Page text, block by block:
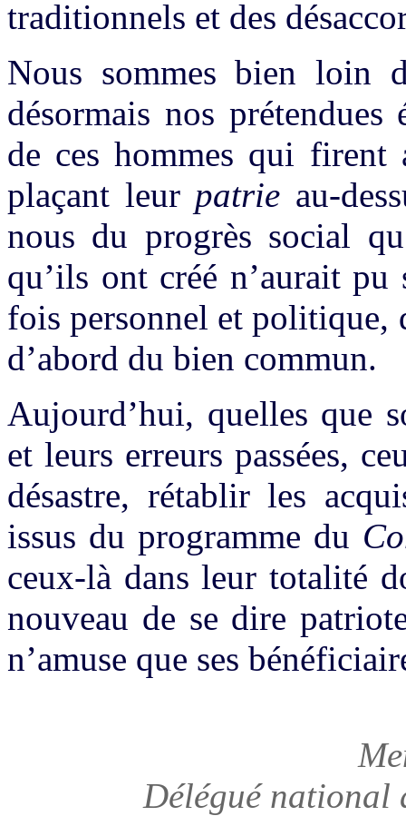
traditionnels et des
Nous sommes bien loin
désormais nos
de ces hommes qui firent
plaçant leur patrie au-
nous du progrès social
qu’ils ont créé n’aurait pu
fois personnel et politique,
d’abord du bien commun.
Aujourd’hui, quelles que
et leurs erreurs passées,
désastre, rétablir les
issus du programme du
ceux-là dans leur totalité
nouveau de se dire
n’amuse que ses
Délégué national